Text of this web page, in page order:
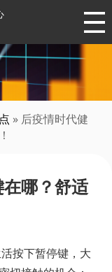
» 后疫情时代健
哪？舒适
按下暂停键，大